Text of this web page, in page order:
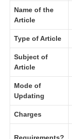
Name of the
Article
Type of Article
Subject of
Article
Mode of
Updating
Charges